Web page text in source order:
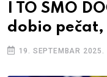
I TO SMO
dobio pečat,
19. SEPTEMBAR 2025.